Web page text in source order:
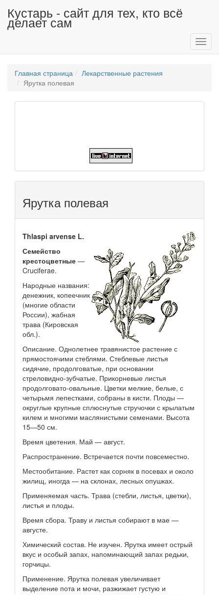
Кустарь - сайт для тех, кто всё
делает сам
Главная страница
Лекарственные растения
Ярутка полевая
Ярутка полевая
Thlaspi arvense L.
Семейство
крестоцветные —
Cruciferae.
Народные названия:
денежник, копеечник
(многие области
России), жабная
трава (Кировская
обл.).
Описание. Однолетнее травянистое растение с
прямостоячими стеблями. Стеблевые листья
сидячие, продолговатые, при основании
стреловидно-зубчатые. Прикорневые листья
продолговато-овальные. Цветки мелкие, белые, с
четырьмя лепестками, собраны в кисти. Плоды —
округлые крупные сплюснутые стручочки с крылатым
килем и многими маслянистыми семенами. Высота
15—50 см.
Время цветения. Май — август.
Распространение. Встречается почти повсеместно.
Местообитание. Растет как сорняк в посевах и около
жилищ, иногда — на склонах, лесных опушках.
Применяемая часть. Трава (стебли, листья, цветки),
листья и плоды.
Время сбора. Траву и листья собирают в мае —
августе.
Химический состав. Не изучен. Ярутка имеет острый
вкус и особый запах, напоминающий запах редьки,
горчицы.
Применение. Ярутка полевая увеличивает
выделение пота и мочи, разжижает густую и